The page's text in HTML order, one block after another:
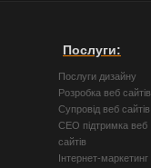
Послуги:
Послуги дизайну
Розробка веб сайтів
Супровід веб сайтів
СЕО підтримка веб
сайтів
Інтернет-маркетинг